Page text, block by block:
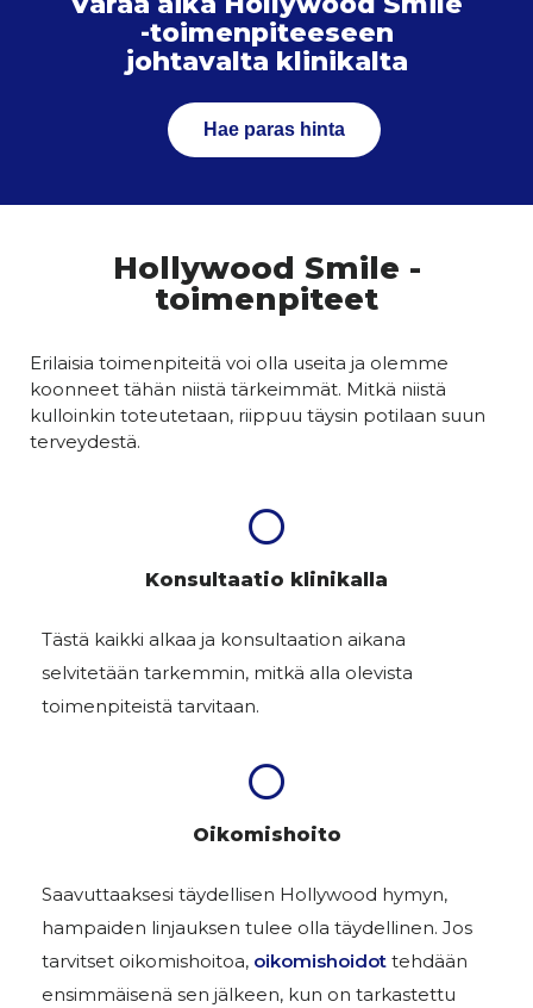
-toimenpiteeseen
johtavalta klinikalta
Hae paras hinta
Hollywood Smile -
toimenpiteet
Erilaisia toimenpiteitä voi olla useita ja olemme
koonneet tähän niistä tärkeimmät. Mitkä niistä
kulloinkin toteutetaan, riippuu täysin potilaan suun
terveydestä.
Konsultaatio klinikalla
Tästä kaikki alkaa ja konsultaation aikana
selvitetään tarkemmin, mitkä alla olevista
toimenpiteistä tarvitaan.
Oikomishoito
Saavuttaaksesi täydellisen Hollywood hymyn,
hampaiden linjauksen tulee olla täydellinen. Jos
tarvitset oikomishoitoa, oikomishoidot tehdään
ensimmäisenä sen jälkeen, kun on tarkastettu